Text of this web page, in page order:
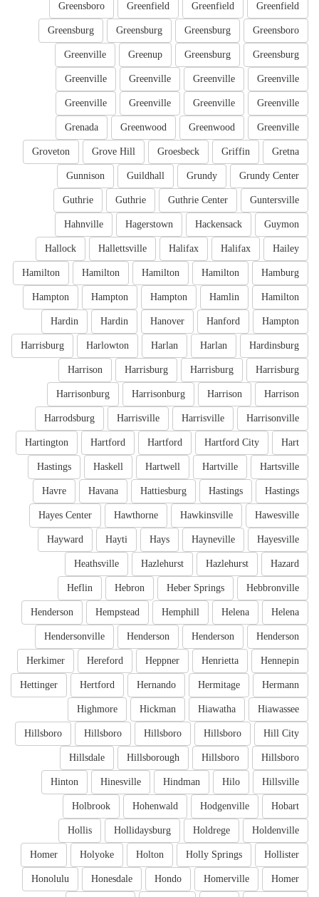
Greenfield
Greenfield
Greenfield
Greensboro
Greensboro
Greensburg
Greensburg
Greensburg
Greensburg
Greensburg
Greenup
Greenville
Greenville
Greenville
Greenville
Greenville
Greenville
Greenville
Greenville
Greenville
Greenville
Greenwood
Greenwood
Grenada
Gretna
Griffin
Groesbeck
Grove Hill
Groveton
Grundy Center
Grundy
Guildhall
Gunnison
Guntersville
Guthrie Center
Guthrie
Guthrie
Guymon
Hackensack
Hagerstown
Hahnville
Hailey
Halifax
Halifax
Hallettsville
Hallock
Hamburg
Hamilton
Hamilton
Hamilton
Hamilton
Hamilton
Hamlin
Hampton
Hampton
Hampton
Hampton
Hanford
Hanover
Hardin
Hardin
Hardinsburg
Harlan
Harlan
Harlowton
Harrisburg
Harrisburg
Harrisburg
Harrisburg
Harrison
Harrison
Harrison
Harrisonburg
Harrisonburg
Harrisonville
Harrisville
Harrisville
Harrodsburg
Hart
Hartford City
Hartford
Hartford
Hartington
Hartsville
Hartville
Hartwell
Haskell
Hastings
Hastings
Hastings
Hattiesburg
Havana
Havre
Hawesville
Hawkinsville
Hawthorne
Hayes Center
Hayesville
Hayneville
Hays
Hayti
Hayward
Hazard
Hazlehurst
Hazlehurst
Heathsville
Hebbronville
Heber Springs
Hebron
Heflin
Helena
Helena
Hemphill
Hempstead
Henderson
Henderson
Henderson
Henderson
Hendersonville
Hennepin
Henrietta
Heppner
Hereford
Herkimer
Hermann
Hermitage
Hernando
Hertford
Hettinger
Hiawassee
Hiawatha
Hickman
Highmore
Hill City
Hillsboro
Hillsboro
Hillsboro
Hillsboro
Hillsboro
Hillsboro
Hillsborough
Hillsdale
Hillsville
Hilo
Hindman
Hinesville
Hinton
Hobart
Hodgenville
Hohenwald
Holbrook
Holdenville
Holdrege
Hollidaysburg
Hollis
Hollister
Holly Springs
Holton
Holyoke
Homer
Homer
Homerville
Hondo
Honesdale
Honolulu